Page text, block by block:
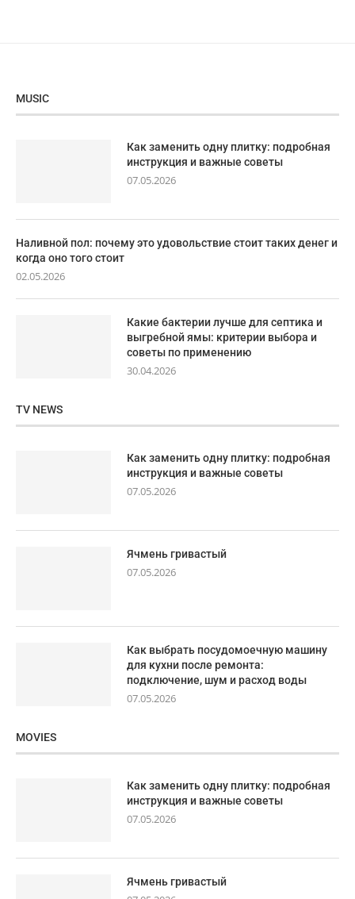
MUSIC
Как заменить одну плитку: подробная
инструкция и важные советы
07.05.2026
Наливной пол: почему это удовольствие стоит таких денег и
когда оно того стоит
02.05.2026
Какие бактерии лучше для септика и
выгребной ямы: критерии выбора и
советы по применению
30.04.2026
TV NEWS
Как заменить одну плитку: подробная
инструкция и важные советы
07.05.2026
Ячмень гривастый
07.05.2026
Как выбрать посудомоечную машину
для кухни после ремонта:
подключение, шум и расход воды
07.05.2026
MOVIES
Как заменить одну плитку: подробная
инструкция и важные советы
07.05.2026
Ячмень гривастый